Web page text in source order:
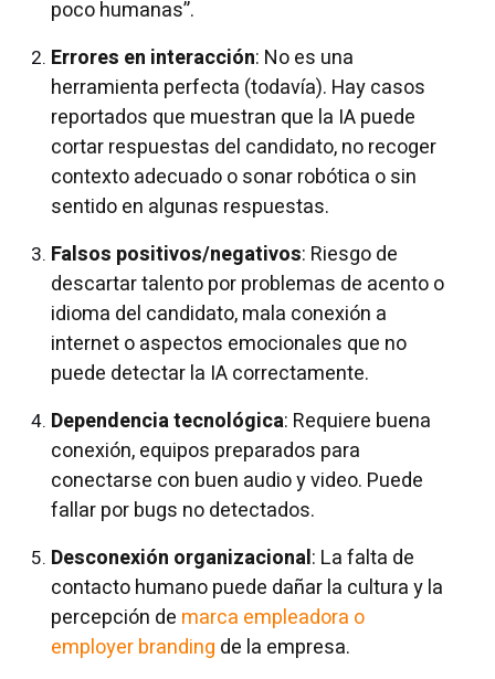
poco humanas”.
Errores en interacción: No es una
herramienta perfecta (todavía). Hay casos
reportados que muestran que la IA puede
cortar respuestas del candidato, no recoger
contexto adecuado o sonar robótica o sin
sentido en algunas respuestas.
Falsos positivos/negativos: Riesgo de
descartar talento por problemas de acento o
idioma del candidato, mala conexión a
internet o aspectos emocionales que no
puede detectar la IA correctamente.
Dependencia tecnológica: Requiere buena
conexión, equipos preparados para
conectarse con buen audio y video. Puede
fallar por bugs no detectados.
Desconexión organizacional: La falta de
contacto humano puede dañar la cultura y la
percepción de marca empleadora o
employer branding de la empresa.